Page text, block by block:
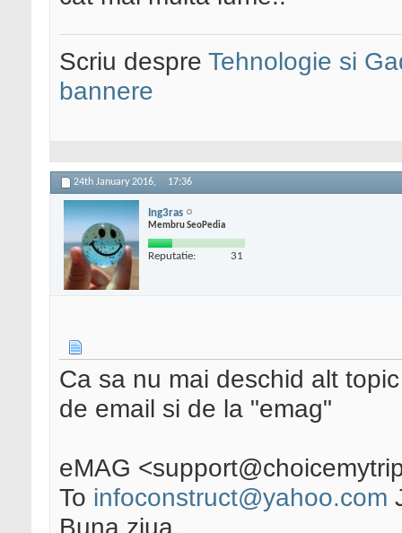
Scriu despre Tehnologie si
bannere
24th January 2016, 17:36
Ing3ras
Membru SeoPedia
Reputatie: 31
Ca sa nu mai deschid alt
de email si de la "emag"
eMAG
To infoconstruct@yahoo.com
Buna ziua,